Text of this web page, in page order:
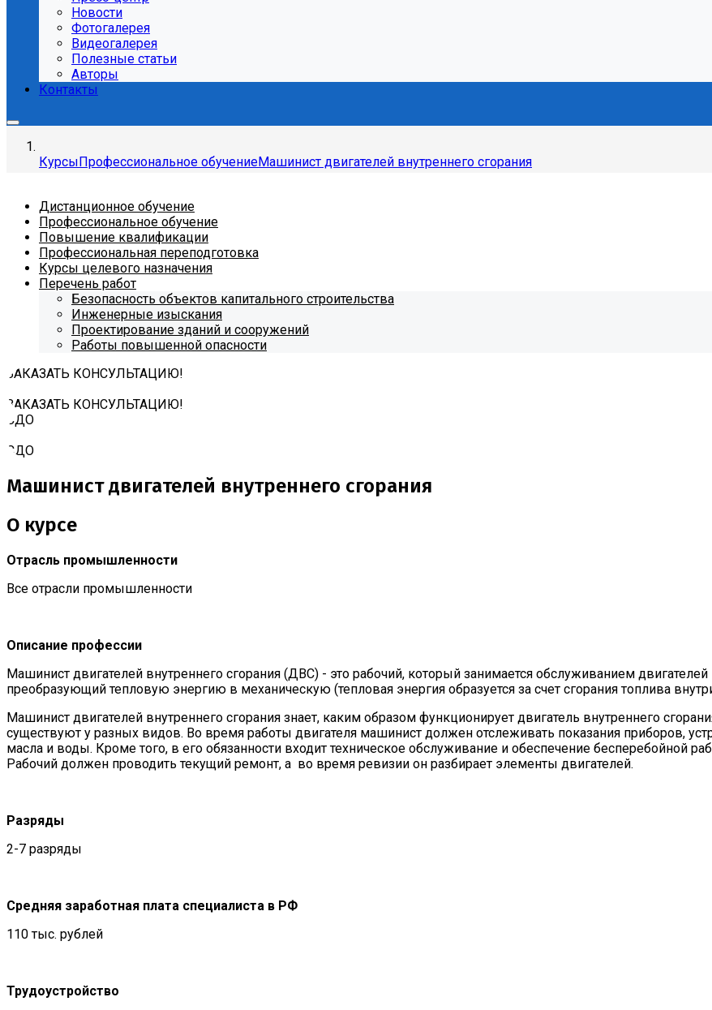
Новости
Фотогалерея
Видеогалерея
Полезные статьи
Авторы
Контакты
КурсыПрофессиональное обучениеМашинист двигателей внутреннего сгорания
Дистанционное обучение
Профессиональное обучение
Повышение квалификации
Профессиональная переподготовка
Курсы целевого назначения
Перечень работ
Безопасность объектов капитального строительства
Инженерные изыскания
Проектирование зданий и сооружений
Работы повышенной опасности
ЗАКАЗАТЬ КОНСУЛЬТАЦИЮ!
ЗАКАЗАТЬ КОНСУЛЬТАЦИЮ!
СДО
СДО
Машинист двигателей внутреннего сгорания
О курсе
Отрасль промышленности
Все отрасли промышленности
Описание профессии
Машинист двигателей внутреннего сгорания (ДВС) - это рабочий, который занимается обслуживанием
преобразующий тепловую энергию в механическую (тепловая энергия образуется за счет сгорания топлива
Машинист двигателей внутреннего сгорания знает, каким образом функционирует двигатель внутреннего
существуют у разных видов. Во время работы двигателя машинист должен отслеживать показания приборов,
масла и воды. Кроме того, в его обязанности входит техническое обслуживание и обеспечение бесперебойной
Рабочий должен проводить текущий ремонт, а во время ревизии он разбирает элементы двигателей.
Разряды
2-7 разряды
Средняя заработная плата специалиста в РФ
110 тыс. рублей
Трудоустройство